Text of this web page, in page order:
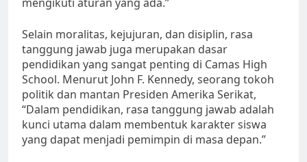
Selain moralitas, kejujuran, dan disiplin, rasa
tanggung jawab juga merupakan dasar
pendidikan yang sangat penting di Camas High
School. Menurut John F. Kennedy, seorang tokoh
politik dan mantan Presiden Amerika Serikat,
“Dalam pendidikan, rasa tanggung jawab adalah
kunci utama dalam membentuk karakter siswa
yang dapat menjadi pemimpin di masa depan.”